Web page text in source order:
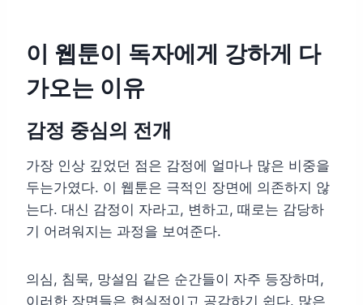
이 웹툰이 독자에게 강하게 다
가오는 이유
감정 중심의 전개
가장 인상 깊었던 점은 감정에 얼마나 많은 비중을
두는가였다. 이 웹툰은 극적인 장면에 의존하지 않
는다. 대신 감정이 자라고, 변하고, 때로는 감당하
기 어려워지는 과정을 보여준다.
의심, 침묵, 망설임 같은 순간들이 자주 등장하며,
이러한 장면들은 현실적이고 공감하기 쉽다. 많은